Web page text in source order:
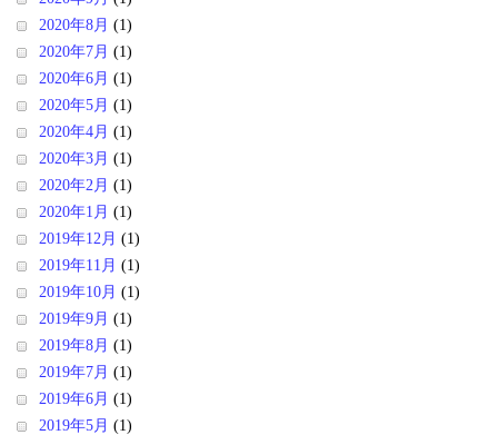
2020年8月 (1)
2020年7月 (1)
2020年6月 (1)
2020年5月 (1)
2020年4月 (1)
2020年3月 (1)
2020年2月 (1)
2020年1月 (1)
2019年12月 (1)
2019年11月 (1)
2019年10月 (1)
2019年9月 (1)
2019年8月 (1)
2019年7月 (1)
2019年6月 (1)
2019年5月 (1)